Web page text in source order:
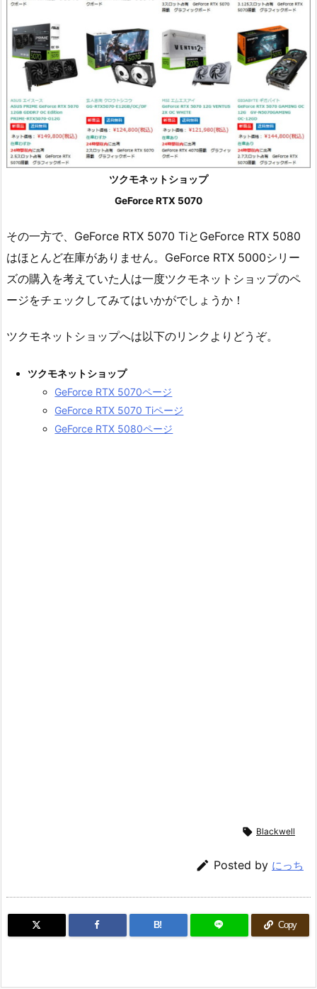
ツクモネットショップ
GeForce RTX 5070
その一方で、GeForce RTX 5070 TiとGeForce RTX 5080
はほとんど在庫がありません。GeForce RTX 5000シリー
ズの購入を考えていた人は一度ツクモネットショップのペ
ージをチェックしてみてはいかがでしょうか！
ツクモネットショップへは以下のリンクよりどうぞ。
ツクモネットショップ
GeForce RTX 5070ページ
GeForce RTX 5070 Tiページ
GeForce RTX 5080ページ
 Blackwell
 Posted by にっち
B! Copy